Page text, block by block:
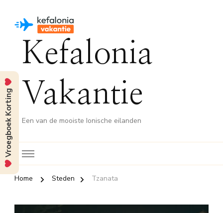
Kefalonia
Vakantie
Een van de mooiste Ionische eilanden
Home Steden Tzanata
Vroegboek Korting